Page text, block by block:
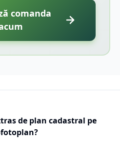
comanda
de plan cadastral pe